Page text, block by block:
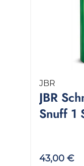
JBR
JBR
Snuff 1
43,00 €